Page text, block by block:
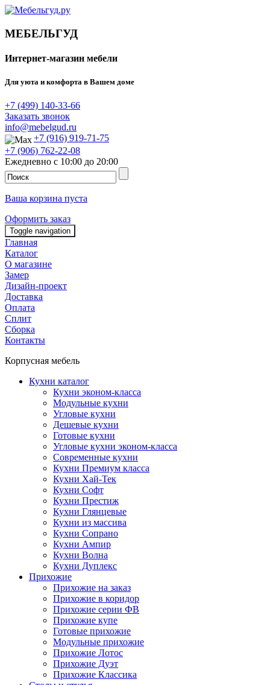
МЕБЕЛЬГУД
Интернет-магазин мебели
Для уюта и комфорта в Вашем доме
+7 (499) 140-33-66
Заказать звонок
info@mebelgud.ru
+7 (916) 919-71-75
+7 (906) 762-22-08
Ежедневно с 10:00 до 20:00
Ваша корзина пуста
Оформить заказ
Toggle navigation
Главная
Каталог
О магазине
Замер
Дизайн-проект
Доставка
Оплата
Сплит
Сборка
Контакты
Корпусная мебель
Кухни каталог
Кухни эконом-класса
Модульные кухни
Угловые кухни
Дешевые кухни
Готовые кухни
Угловые кухни эконом-класса
Современные кухни
Кухни Премиум класса
Кухни Хай-Тек
Кухни Софт
Кухни Престиж
Кухни Глянцевые
Кухни из массива
Кухни Сопрано
Кухни Ампир
Кухни Волна
Кухни Дуплекс
Прихожие
Прихожие на заказ
Прихожие в коридор
Прихожие серии ФВ
Прихожие купе
Готовые прихожие
Модульные прихожие
Прихожие Лотос
Прихожие Дуэт
Прихожие Классика